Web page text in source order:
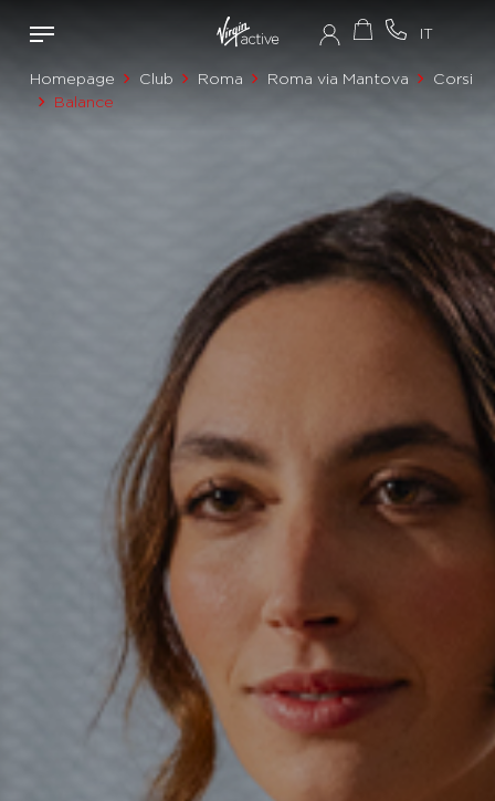
Homepage Club Roma Roma via Mantova
Corsi
Balance